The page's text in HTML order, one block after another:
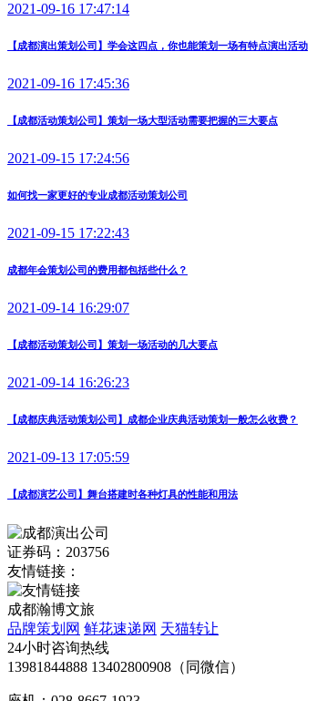
2021-09-16 17:47:14
【成都演出策划公司】学会这四点，你也能策划一场有特点演出活动
2021-09-16 17:45:36
【成都活动策划公司】策划一场大型活动需要把握的三大要点
2021-09-15 17:24:56
如何找一家更好的专业成都活动策划公司
2021-09-15 17:22:43
成都年会策划公司的费用都包括些什么？
2021-09-14 16:29:07
【成都活动策划公司】策划一场活动的几大要点
2021-09-14 16:26:23
【成都庆典活动策划公司】成都企业庆典活动策划一般怎么收费？
2021-09-13 17:05:59
【成都演艺公司】舞台搭建时各种灯具的性能和用法
证券码：203756
友情链接：
成都瀚博文旅
品牌策划网 鲜花速递网 天猫转让
24小时咨询热线
13981844888 13402800908（同微信）